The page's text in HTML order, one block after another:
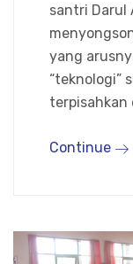
santri Darul
yang
“teknologi”
terpisahkan
Continue